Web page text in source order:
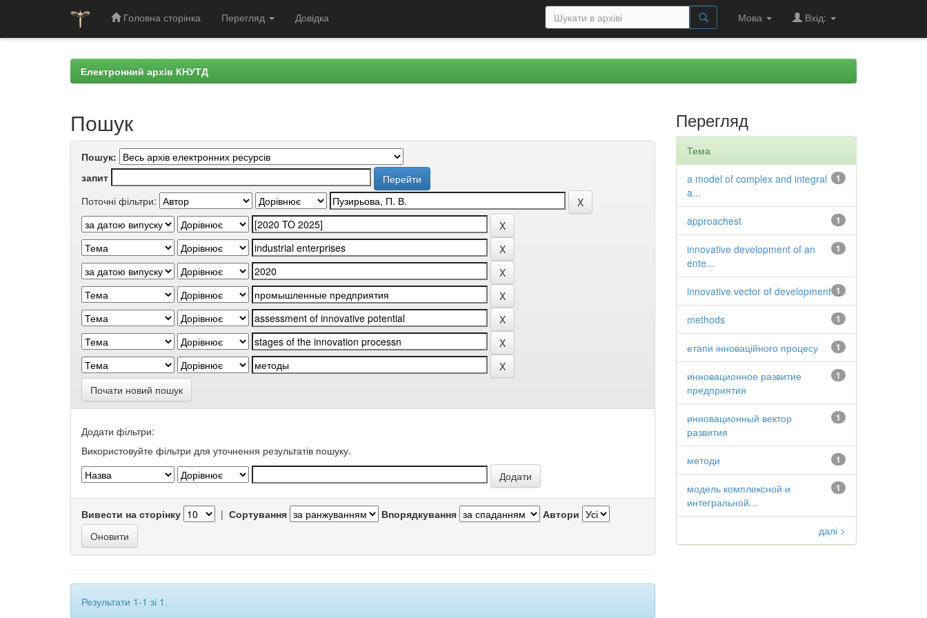
Головна сторінка Перегляд Довідка Мова Вхід:
Електронний архів КНУТД
Пошук
Пошук:
запит
Поточні фільтри:
Почати новий пошук
Додати фільтри:
Використовуйте фільтри для уточнення результатів пошуку.
Вивести на сторінку | Сортування Впорядкування Автори
Результати 1-1 зі 1.
Перегляд
Тема
1
a model of complex and integral
a...
1
approachest
1
innovative development of an
ente...
1
innovative vector of development
1
methods
1
етапи інноваційного процесу
1
инновационное развитие
предприятия
1
инновационный вектор
развития
1
методи
1
модель комплексной и
интегральной...
далі >